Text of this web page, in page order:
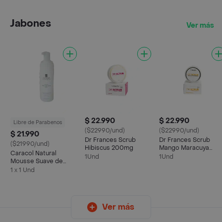
Jabones Ver más
Libre de Parabenos
$ 21.990
($21990/und)
Caracol Natural
Mousse Suave de
Limpieza
1 x 1 Und
$ 22.990
($22990/und)
Dr Frances Scrub
Hibiscus 200mg
1Und
$ 22.990
($22990/und)
Dr Frances Scrub
Mango Maracuya
200mg
1Und
Ver más